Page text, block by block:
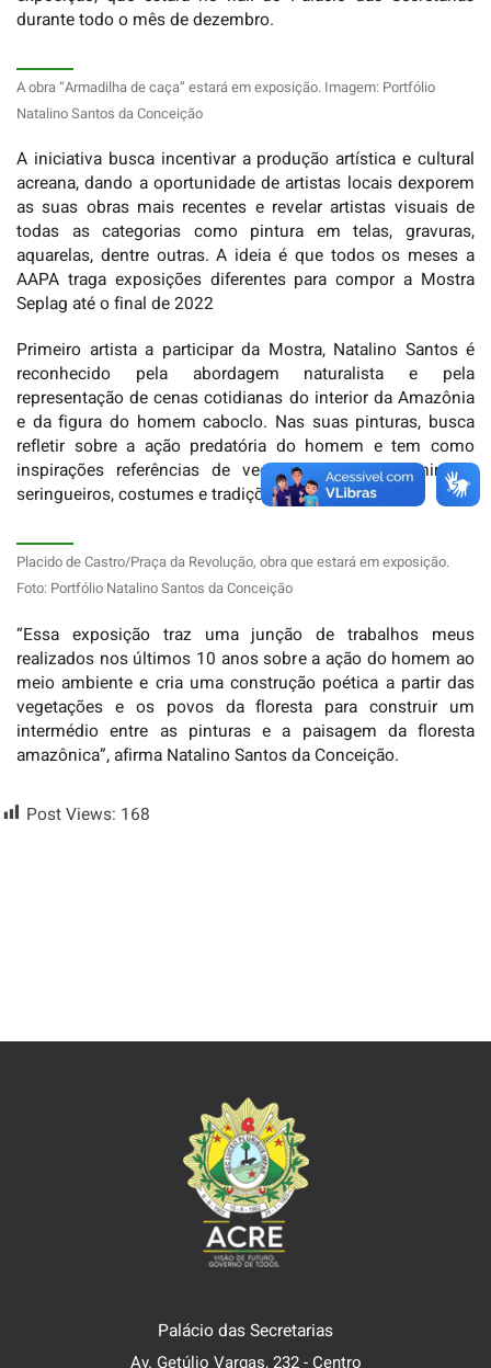
durante todo o mês de dezembro.
A obra “Armadilha de caça” estará em exposição. Imagem: Portfólio
Natalino Santos da Conceição
A iniciativa busca incentivar a produção artística e cultural
acreana, dando a oportunidade de artistas locais dexporem
as suas obras mais recentes e revelar artistas visuais de
todas as categorias como pintura em telas, gravuras,
aquarelas, dentre outras. A ideia é que todos os meses a
AAPA traga exposições diferentes para compor a Mostra
Seplag até o final de 2022
Primeiro artista a participar da Mostra, Natalino Santos é
reconhecido pela abordagem naturalista e pela
representação de cenas cotidianas do interior da Amazônia
e da figura do homem caboclo. Nas suas pinturas, busca
refletir sobre a ação predatória do homem e tem como
inspirações referências de vegetações nativas, animais,
seringueiros, costumes e tradições.
Placido de Castro/Praça da Revolução, obra que estará em exposição.
Foto: Portfólio Natalino Santos da Conceição
“Essa exposição traz uma junção de trabalhos meus
realizados nos últimos 10 anos sobre a ação do homem ao
meio ambiente e cria uma construção poética a partir das
vegetações e os povos da floresta para construir um
intermédio entre as pinturas e a paisagem da floresta
amazônica”, afirma Natalino Santos da Conceição.
Post Views: 168
Palácio das Secretarias
Av. Getúlio Vargas, 232 - Centro